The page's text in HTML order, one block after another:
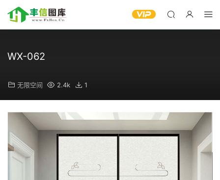
WX-062
无限空间 2.4k 1